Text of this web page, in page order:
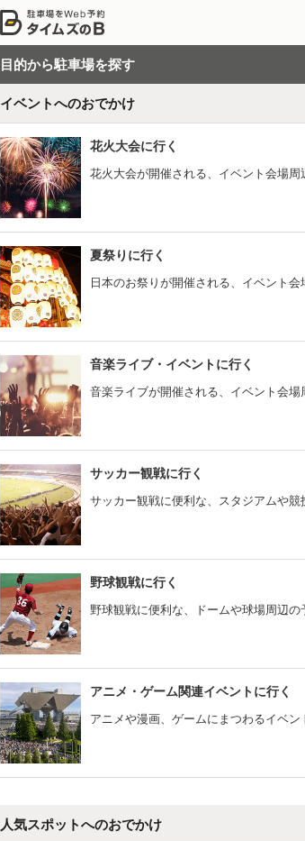
目的から駐車場を探す
イベントへのおでかけ
花火大会に行く
花火大会が開催される、イベント会場
夏祭りに行く
日本のお祭りが開催される、イベント
音楽ライブ・イベントに行く
音楽ライブが開催される、イベント会
サッカー観戦に行く
サッカー観戦に便利な、スタジアムや
野球観戦に行く
野球観戦に便利な、ドームや球場周辺
アニメ・ゲーム関連イベントに行く
アニメや漫画、ゲームにまつわるイベ
人気スポットへのおでかけ